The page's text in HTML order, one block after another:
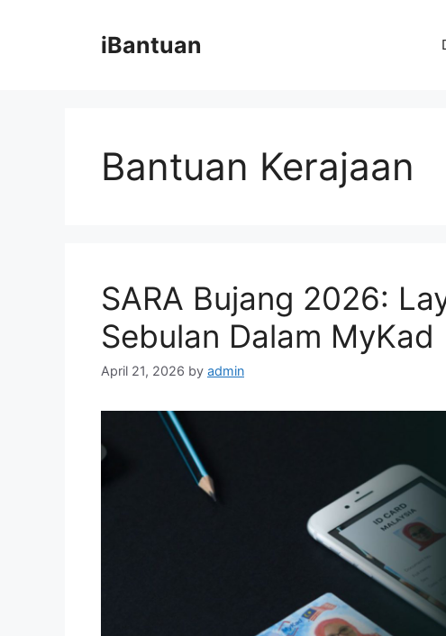
iBantuan
Bantuan Kerajaan
SARA Bujang 2026:
Sebulan Dalam MyKad
April 21, 2026 by admin